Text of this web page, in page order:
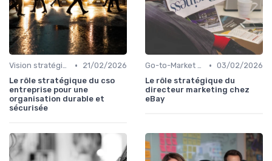
Vision stratégique & ambition long terme •
21/02/2026
Le rôle stratégique du cso
entreprise pour une
organisation durable et
sécurisée
Go-to-Market & expansion des marchés • 03/02/2026
Le rôle stratégique du
directeur marketing chez
eBay